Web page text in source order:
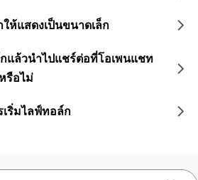
ห้แสดงเป็นขนาดเล็ก
แล้วนำไปแชร์ต่อที่โอเพนแชท
รือไม่
เริ่มไลฟ์ทอล์ก